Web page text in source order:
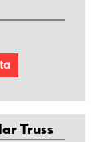
Truss